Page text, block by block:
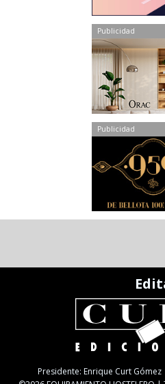
Publicidad
Publicidad
Presidente: Enrique Curt